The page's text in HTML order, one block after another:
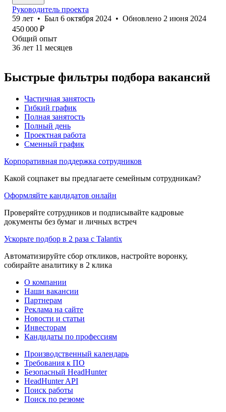
Руководитель проекта
59 лет • Был 6 октября 2024 • Обновлено 2 июня 2024
450 000 ₽
Общий опыт
36 лет 11 месяцев
Быстрые фильтры подбора вакансий
Частичная занятость
Гибкий график
Полная занятость
Полный день
Проектная работа
Сменный график
Корпоративная поддержка сотрудников
Какой соцпакет вы предлагаете семейным сотрудникам?
Оформляйте кандидатов онлайн
Проверяйте сотрудников и подписывайте кадровые
документы без бумаг и личных встреч
Ускорьте подбор в 2 раза с Talantix
Автоматизируйте сбор откликов, настройте воронку,
собирайте аналитику в 2 клика
О компании
Наши вакансии
Партнерам
Реклама на сайте
Новости и статьи
Инвесторам
Кандидаты по профессиям
Производственный календарь
Требования к ПО
Безопасный HeadHunter
HeadHunter API
Поиск работы
Поиск по резюме